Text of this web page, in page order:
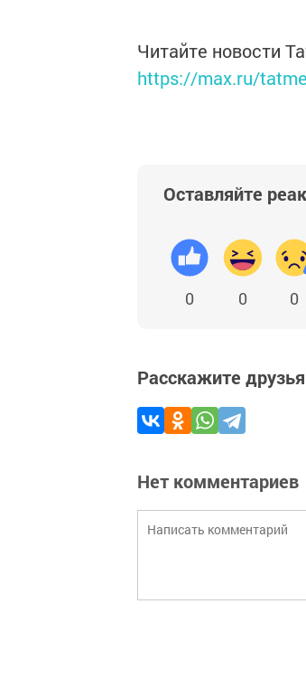
Читайте новости
https://max.ru/
Оставляйте
0 0 0
Расскажите
Нет комментариев